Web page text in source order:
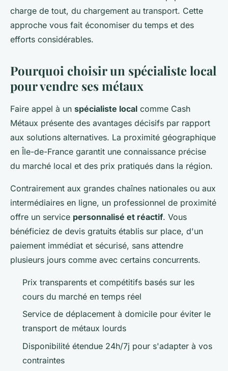
charge de tout, du chargement au transport. Cette
approche vous fait économiser du temps et des
efforts considérables.
Pourquoi choisir un spécialiste local
pour vendre ses métaux
Faire appel à un spécialiste local comme Cash
Métaux présente des avantages décisifs par rapport
aux solutions alternatives. La proximité géographique
en Île-de-France garantit une connaissance précise
du marché local et des prix pratiqués dans la région.
Contrairement aux grandes chaînes nationales ou aux
intermédiaires en ligne, un professionnel de proximité
offre un service personnalisé et réactif. Vous
bénéficiez de devis gratuits établis sur place, d'un
paiement immédiat et sécurisé, sans attendre
plusieurs jours comme avec certains concurrents.
Prix transparents et compétitifs basés sur les
cours du marché en temps réel
Service de déplacement à domicile pour éviter le
transport de métaux lourds
Disponibilité étendue 24h/7j pour s'adapter à vos
contraintes